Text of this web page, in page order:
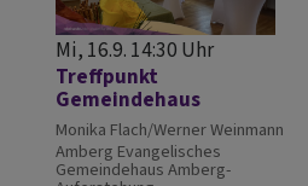
Mi, 16.9. 14:30 Uhr
Treffpunkt
Gemeindehaus
Monika Flach/Werner Weinmann
Amberg Evangelisches
Gemeindehaus Amberg-